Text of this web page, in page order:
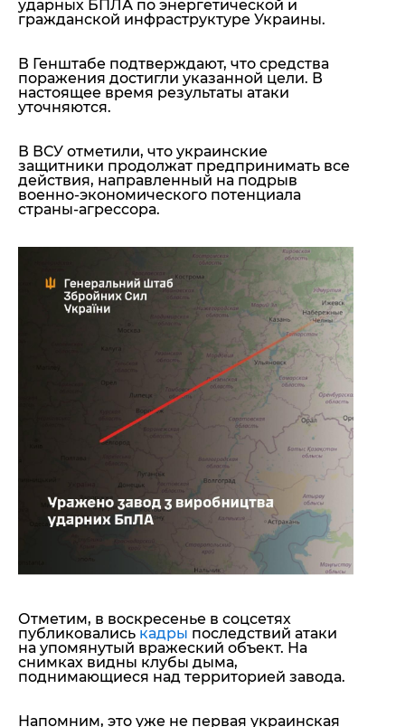
ударных БПЛА по энергетической и
гражданской инфраструктуре Украины.
В Генштабе подтверждают, что средства
поражения достигли указанной цели. В
настоящее время результаты атаки
уточняются.
В ВСУ отметили, что украинские
защитники продолжат предпринимать все
действия, направленный на подрыв
военно-экономического потенциала
страны-агрессора.
Отметим, в воскресенье в соцсетях
публиковались кадры последствий атаки
на упомянутый вражеский объект. На
снимках видны клубы дыма,
поднимающиеся над территорией завода.
Напомним, это уже не первая украинская